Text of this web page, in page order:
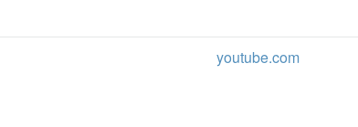
youtube.com